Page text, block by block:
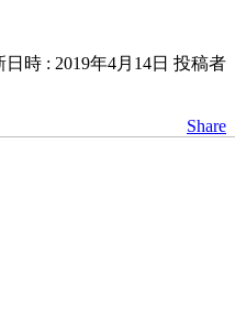
時 : 2019年4月14日 投稿者
Share